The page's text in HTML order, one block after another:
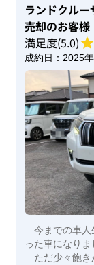
ランドクルー
売却のお客様
満足度(5.0)
成約日： 2025
今までの車人
った車になりま
ただ少々飽き